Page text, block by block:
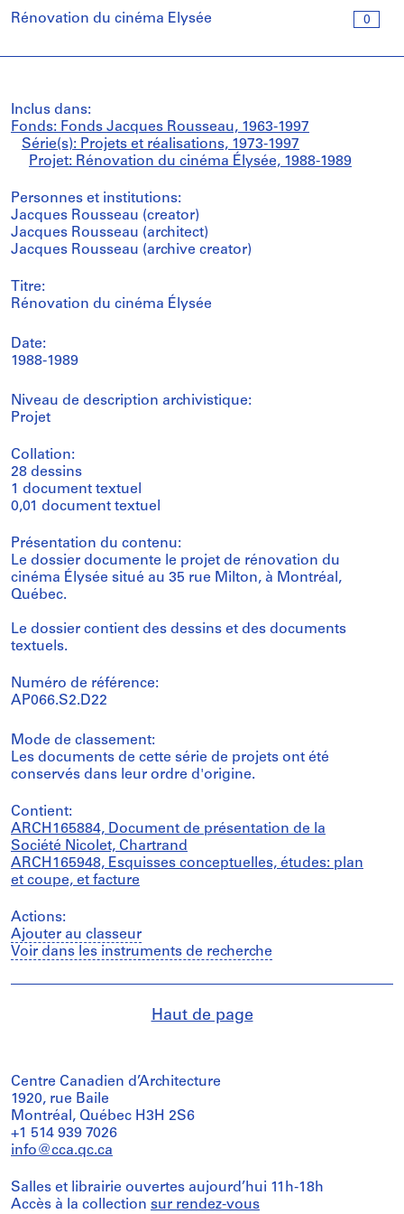
0
Rénovation du cinéma Élysée
Inclus dans:
Fonds: Fonds Jacques Rousseau, 1963-1997
Série(s): Projets et réalisations, 1973-1997
Projet: Rénovation du cinéma Élysée, 1988-1989
Personnes et institutions:
Jacques Rousseau (creator)
Jacques Rousseau (architect)
Jacques Rousseau (archive creator)
Titre:
Rénovation du cinéma Élysée
Date:
1988-1989
Niveau de description archivistique:
Projet
Collation:
28 dessins
1 document textuel
0,01 document textuel
Présentation du contenu:
Le dossier documente le projet de rénovation du
cinéma Élysée situé au 35 rue Milton, à Montréal,
Québec.
Le dossier contient des dessins et des documents
textuels.
Numéro de référence:
AP066.S2.D22
Mode de classement:
Les documents de cette série de projets ont été
conservés dans leur ordre d'origine.
Contient:
ARCH165884, Document de présentation de la
Société Nicolet, Chartrand
ARCH165948, Esquisses conceptuelles, études: plan
et coupe, et facture
Actions:
Ajouter au classeur
Voir dans les instruments de recherche
Haut de page
Centre Canadien d’Architecture
1920, rue Baile
Montréal, Québec H3H 2S6
+1 514 939 7026
info@cca.qc.ca
Salles et librairie ouvertes aujourd’hui 11h-18h
Accès à la collection sur rendez-vous